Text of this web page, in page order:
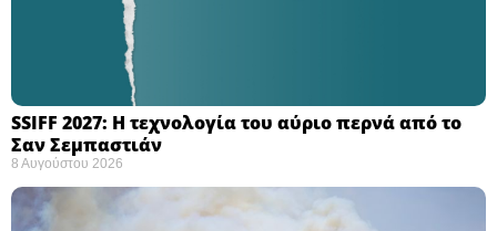
SSIFF 2027: Η τεχνολογία του αύριο περνά από το
Σαν Σεμπαστιάν ​
8 Αυγούστου 2026